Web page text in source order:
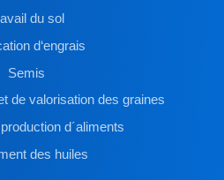
du sol
d‘engrais
Semis
de valorisation des graines
d´aliments
des huiles